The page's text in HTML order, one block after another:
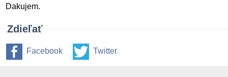
Dakujem.
Zdieľať
Facebook Twitter